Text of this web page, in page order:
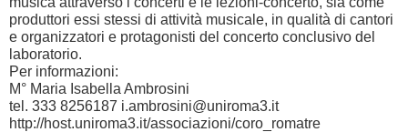
produttori essi stessi di attività musicale, in qualità di cantori
e organizzatori e protagonisti del concerto conclusivo del
laboratorio.
Per informazioni:
M° Maria Isabella Ambrosini
tel. 333 8256187 i.ambrosini@uniroma3.it
http://host.uniroma3.it/associazioni/coro_romatre